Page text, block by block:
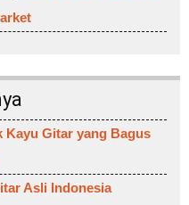
Kayu Gitar yang Bagus
Asli Indonesia